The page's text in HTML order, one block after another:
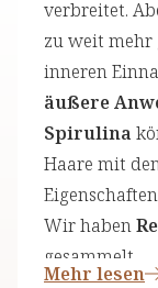
verbreitet.
zu weit mehr
inneren
äußere
Spirulina
Haare mit
Wir haben
gesammelt.
Mehr lesen